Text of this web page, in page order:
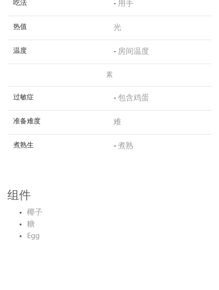
吃法 - 用手
热值 光
温度 - 房间温度
素
过敏症 - 包含鸡蛋
准备难度 难
煮熟生 - 煮熟
组件
椰子
糖
Egg